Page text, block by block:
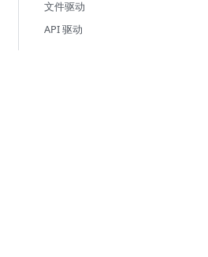
文件驱动
API 驱动